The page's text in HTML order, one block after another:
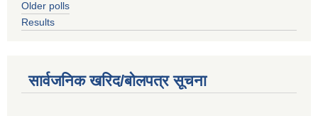
Older polls
Results
सार्वजनिक खरिद/बोलपत्र सूचना